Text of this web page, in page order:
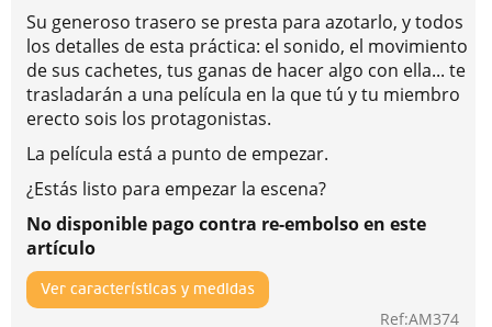
Su generoso trasero se presta para azotarlo, y todos
los detalles de esta práctica: el sonido, el movimiento
de sus cachetes, tus ganas de hacer algo con ella... te
trasladarán a una película en la que tú y tu miembro
erecto sois los protagonistas.
La película está a punto de empezar.
¿Estás listo para empezar la escena?
No disponible pago contra re-embolso en este
artículo
Ver características y medidas
Ref:AM374